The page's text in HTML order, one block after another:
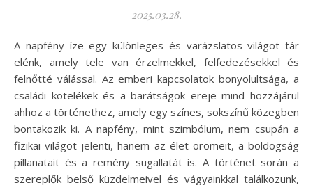
2025.03.28.
A napfény íze egy különleges és varázslatos világot tár
elénk, amely tele van érzelmekkel, felfedezésekkel és
felnőtté válással. Az emberi kapcsolatok bonyolultsága, a
családi kötelékek és a barátságok ereje mind hozzájárul
ahhoz a történethez, amely egy színes, sokszínű közegben
bontakozik ki. A napfény, mint szimbólum, nem csupán a
fizikai világot jelenti, hanem az élet örömeit, a boldogság
pillanatait és a remény sugallatát is. A történet során a
szereplők belső küzdelmeivel és vágyainkkal találkozunk,